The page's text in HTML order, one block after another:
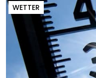
WETTER